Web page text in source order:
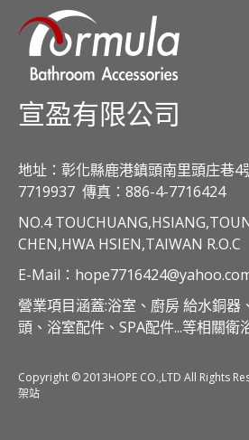
宣盈有限公司
地址：彰化縣鹿港鎮頭南里頭庄巷4
7719937 傳真：886-4-7716424
NO.4
CHEN,HWA HSIEN,TAIWAN R.O.C
E-Mail：
營業項目涵蓋:浴室、廚房 給水銅器
頭、浴室配件、SPA配件...等相關衛
Copyright © 2013HOPE CO.,LTD All Rights
架站